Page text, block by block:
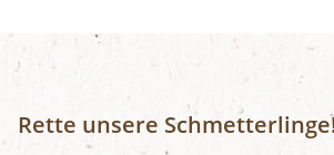
Rette unsere